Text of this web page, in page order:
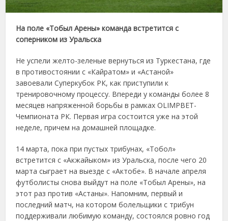
На поле «Тобыл Арены» команда встретится с
соперником из Уральска
Не успели желто-зеленые вернуться из Туркестана, где
в противостоянии с «Кайратом» и «Астаной»
завоевали Суперкубок РК, как приступили к
тренировочному процессу. Впереди у команды более 8
месяцев напряженной борьбы в рамках OLIMPBET-
Чемпионата РК. Первая игра состоится уже на этой
неделе, причем на домашней площадке.
14 марта, пока при пустых трибунах, «Тобол»
встретится с «Акжайыком» из Уральска, после чего 20
марта сыграет на выезде с «Актобе». В начале апреля
футболисты снова выйдут на поле «Тобыл Арены», на
этот раз против «Астаны». Напомним, первый и
последний матч, на котором болельщики с трибун
поддерживали любимую команду, состоялся ровно год